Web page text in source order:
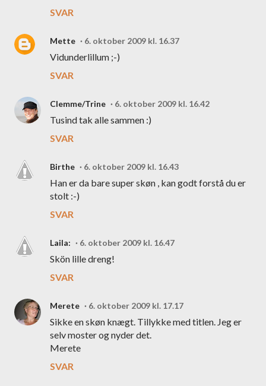
SVAR
Mette 6. oktober 2009 kl. 16.37
Vidunderlillum ;-)
SVAR
Clemme/Trine 6. oktober 2009 kl. 16.42
Tusind tak alle sammen :)
SVAR
Birthe 6. oktober 2009 kl. 16.43
Han er da bare super skøn , kan godt forstå du er
stolt :-)
SVAR
Laila: 6. oktober 2009 kl. 16.47
Skön lille dreng!
SVAR
Merete 6. oktober 2009 kl. 17.17
Sikke en skøn knægt. Tillykke med titlen. Jeg er
selv moster og nyder det.
Merete
SVAR